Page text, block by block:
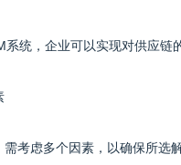
系统，企业可以实现对供应
考虑多个因素，以确保所选